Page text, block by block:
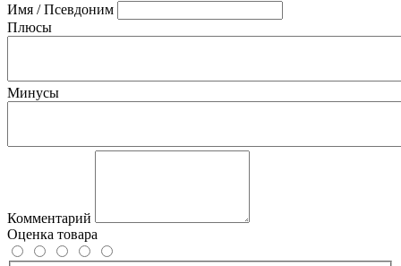
Имя / Псевдоним
Плюсы
Минусы
Комментарий
Оценка товара